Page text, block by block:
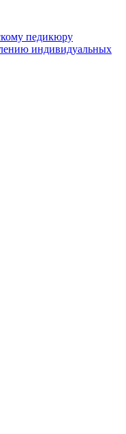
педикюру
индивидуальных